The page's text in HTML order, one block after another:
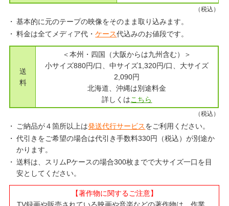
（税込）
基本的に元のテープの映像をそのまま取り込みます。
料金は全てメディア代・ケース代込みのお値段です。
送
料
＜本州・四国（大阪からは九州含む）＞
小サイズ880円/口、中サイズ1,320円/口、大サイズ
2,090円
北海道、沖縄は別途料金
詳しくはこちら
（税込）
ご納品が４箇所以上は発送代行サービスをご利用ください。
代引きをご希望の場合は代引き手数料330円（税込）が別途か
かります。
送料は、スリムPケースの場合300枚までで大サイズ一口を目
安としてください。
【著作物に関するご注意】